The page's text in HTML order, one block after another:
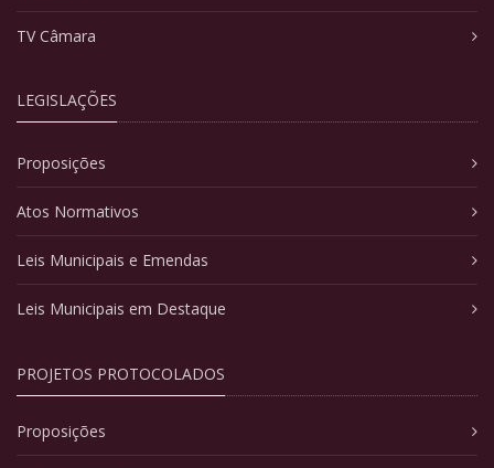
TV Câmara
LEGISLAÇÕES
Proposições
Atos Normativos
Leis Municipais e Emendas
Leis Municipais em Destaque
PROJETOS PROTOCOLADOS
Proposições